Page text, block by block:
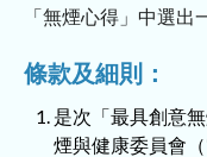
「無煙心得」中選出
條款及細則：
是次「最具創意
煙與健康委員會